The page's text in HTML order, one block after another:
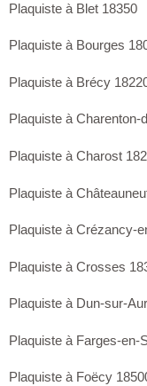
Plaquiste à Blet 18350
Plaquiste à Bourges
Plaquiste à Brécy
Plaquiste à Charenton-
Plaquiste à Charost
Plaquiste à
Plaquiste à Crézancy-
Plaquiste à Crosses
Plaquiste à Dun-sur-
Plaquiste à Farges-en-
Plaquiste à Foëcy